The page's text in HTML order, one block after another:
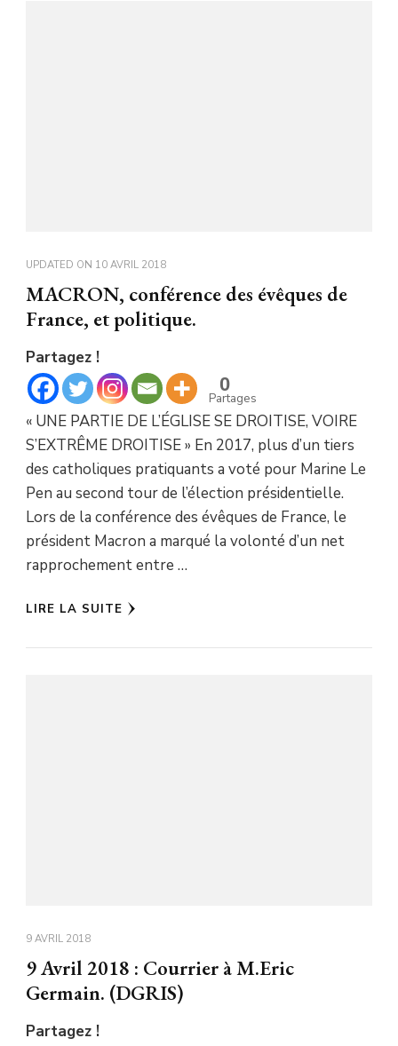
UPDATED ON 10 AVRIL 2018
MACRON, conférence des évêques de
France, et politique.
Partagez !
0
Partages
« UNE PARTIE DE L’ÉGLISE SE DROITISE, VOIRE
S’EXTRÊME DROITISE » En 2017, plus d’un tiers
des catholiques pratiquants a voté pour Marine Le
Pen au second tour de l’élection présidentielle.
Lors de la conférence des évêques de France, le
président Macron a marqué la volonté d’un net
rapprochement entre …
LIRE LA SUITE
9 AVRIL 2018
9 Avril 2018 : Courrier à M.Eric
Germain. (DGRIS)
Partagez !